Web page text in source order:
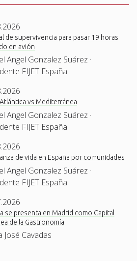
de supervivencia para pasar 19 horas
en avión
Angel Gonzalez Suárez ·
FIJET España
vs Mediterránea
Angel Gonzalez Suárez ·
FIJET España
de vida en España por comunidades
Angel Gonzalez Suárez ·
FIJET España
se presenta en Madrid como Capital
de la Gastronomía
José Cavadas